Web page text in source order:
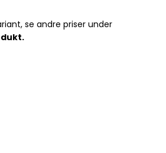
se andre priser under